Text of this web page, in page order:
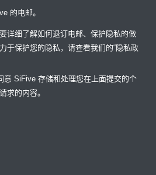
的电邮。
详细了解如何退订电邮、保护隐私的做
于保护您的隐私，请查看我们的“隐私政
意 SiFive 存储和处理您在上面提交的个
求的内容。